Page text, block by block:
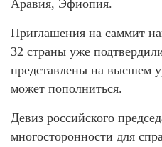
Аравия, Эфиопия.
Приглашения на саммит
32 страны уже
представлены на высшем
может пополниться.
Девиз российского
многосторонности для